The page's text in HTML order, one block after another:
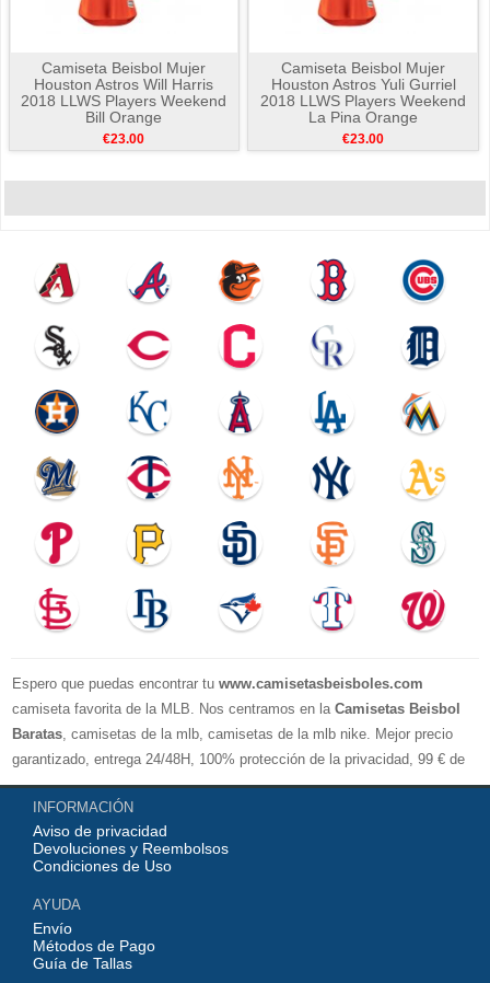
Camiseta Beisbol Mujer
Houston Astros Will Harris
2018 LLWS Players Weekend
Bill Orange
€23.00
Camiseta Beisbol Mujer
Houston Astros Yuli Gurriel
2018 LLWS Players Weekend
La Pina Orange
€23.00
Espero que puedas encontrar tu www.camisetasbeisboles.com
camiseta favorita de la MLB. Nos centramos en la Camisetas Beisbol
Baratas , camisetas de la mlb, camisetas de la mlb nike. Mejor precio
garantizado, entrega 24/48H, 100% protección de la privacidad, 99 € de
compra El envío es gratuito, asistencia para devoluciones y reembolsos,
no lo dude, no compre. Servicio cómodo y cortés, bienvenido a su
pedido.
INFORMACIÓN
Aviso de privacidad
Devoluciones y Reembolsos
Condiciones de Uso
AYUDA
Envío
Métodos de Pago
Guía de Tallas